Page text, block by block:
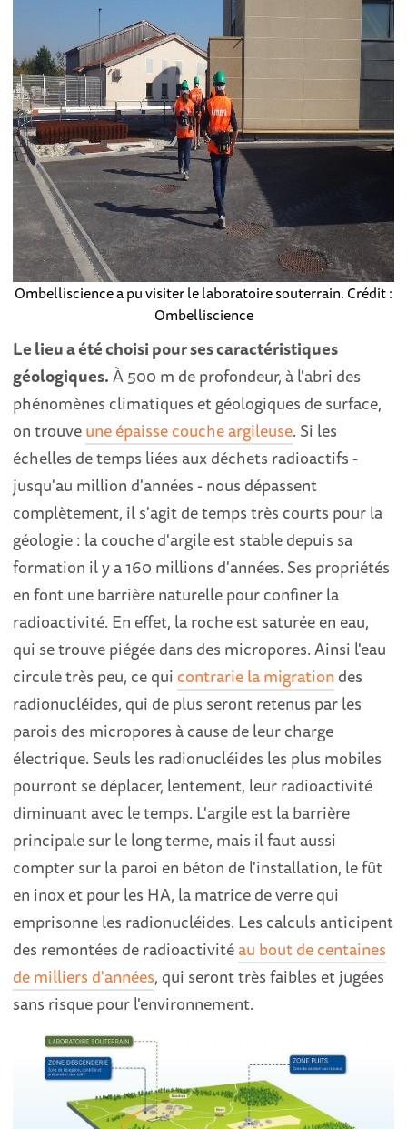
Ombelliscience a pu visiter le laboratoire souterrain. Crédit :
Ombelliscience
Le lieu a été choisi pour ses caractéristiques
géologiques.À 500 m de profondeur, à l'abri des
phénomènes climatiques et géologiques de surface,
on trouveune épaisse couche argileuse. Si les
échelles de temps liées aux déchets radioactifs -
jusqu'au million d'années - nous dépassent
complètement, il s'agit de temps très courts pour la
géologie : la couche d'argile est stable depuis sa
formation il y a 160 millions d'années. Ses propriétés
en font une barrière naturelle pour confiner la
radioactivité. En effet, la roche est saturée en eau,
qui se trouve piégée dans des micropores. Ainsi l'eau
circule très peu, ce qui contrarie la migration des
radionucléides, qui de plus seront retenus par les
parois des micropores à cause de leur charge
électrique. Seuls les radionucléides les plus mobiles
pourront se déplacer, lentement, leur radioactivité
diminuant avec le temps. L'argile est la barrière
principale sur le long terme, mais il faut aussi
compter sur la paroi en béton de l'installation, le fût
en inox et pour les HA, la matrice de verre qui
emprisonne les radionucléides. Les calculs anticipent
des remontées de radioactivitéau bout de centaines
de milliers d'années, qui seront très faibles et jugées
sans risque pour l'environnement.